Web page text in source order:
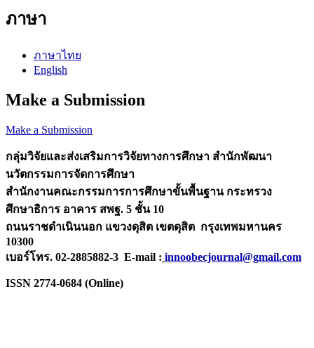
ภาษา
ภาษาไทย
English
Make a Submission
Make a Submission
กลุ่มวิจัยและส่งเสริมการวิจัยทางการศึกษา สำนักพัฒนา
นวัตกรรมการจัดการศึกษา
สำนักงานคณะกรรมการการศึกษาขั้นพื้นฐาน กระทรวง
ศึกษาธิการ อาคาร สพฐ. 5 ชั้น 10
ถนนราชดำเนินนอก แขวงดุสิต เขตดุสิต กรุงเทพมหานคร
10300
เบอร์โทร. 02-2885882-3 E-mail : innoobecjournal@gmail.com
ISSN 2774-0684 (Online)